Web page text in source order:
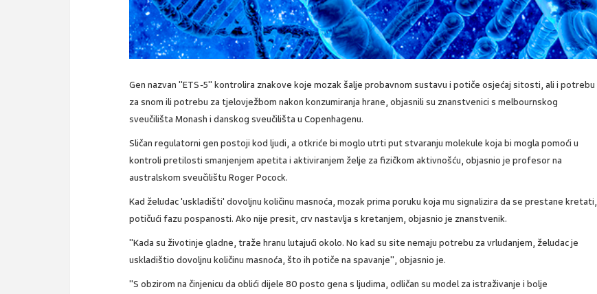
Gen nazvan "ETS-5" kontrolira znakove koje mozak šalje probavnom sustavu i potiče osjećaj sitosti, ali i potrebu
za snom ili potrebu za tjelovježbom nakon konzumiranja hrane, objasnili su znanstvenici s melbournskog
sveučilišta Monash i danskog sveučilišta u Copenhagenu.
Sličan regulatorni gen postoji kod ljudi, a otkriće bi moglo utrti put stvaranju molekule koja bi mogla pomoći u
kontroli pretilosti smanjenjem apetita i aktiviranjem želje za fizičkom aktivnošću, objasnio je profesor na
australskom sveučilištu Roger Pocock.
Kad želudac 'uskladišti' dovoljnu količinu masnoća, mozak prima poruku koja mu signalizira da se prestane kretati,
potičući fazu pospanosti. Ako nije presit, crv nastavlja s kretanjem, objasnio je znanstvenik.
"Kada su životinje gladne, traže hranu lutajući okolo. No kad su site nemaju potrebu za vrludanjem, želudac je
uskladištio dovoljnu količinu masnoća, što ih potiče na spavanje", objasnio je.
"S obzirom na činjenicu da oblići dijele 80 posto gena s ljudima, odličan su model za istraživanje i bolje